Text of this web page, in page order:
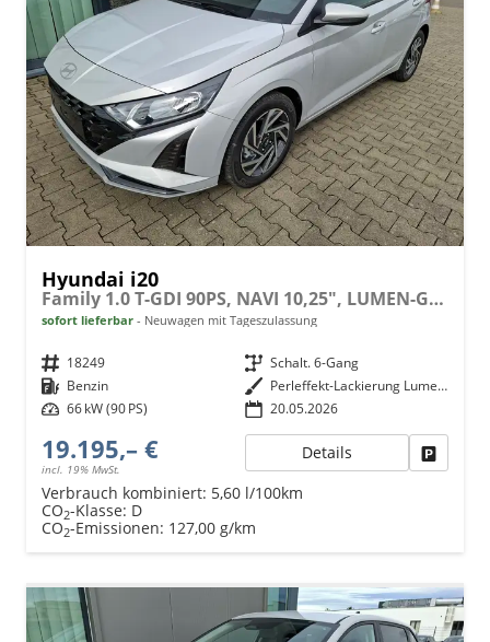
Hyundai i20
Family 1.0 T-GDI 90PS, NAVI 10,25", LUMEN-GREY METALLIC, Winter-Pack: Sitzheizung + Lenkradheizung, 16" ALU, Klimaautomatik, Privacy-Glas, Parksensoren hinten, Rückfahrkamera, Tempomat, Lederlenkrad, Reserverad, Alarm, Armlehne, 4x elektr. Fensterheber
sofort lieferbar Neuwagen mit Tageszulassung
Fahrzeugnr. 18249 Getriebe Schalt. 6-Gang
Kraftstoff Benzin Außenfarbe
Perleffekt-Lackierung Lumen-Grey
Leistung 66 kW (90 PS) 20.05.2026
19.195,– €
incl. 19% MwSt.
Details
Verbrauch kombiniert: 5,60 l/100km
CO2-Klasse: D
CO2-Emissionen: 127,00 g/km